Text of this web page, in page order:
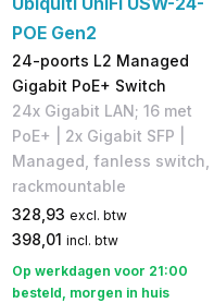
POE Gen2
24-poorts L2 Managed
Gigabit PoE+ Switch
24x Gigabit LAN; 16 met
PoE+ | 2x Gigabit SFP | ​
Managed, fanless switch,
rackmountable
328,93 excl. btw
398,01 incl. btw
Op werkdagen voor 21:00
besteld, morgen in huis